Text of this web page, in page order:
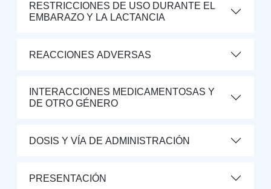
RESTRICCIONES DE USO DURANTE EL
EMBARAZO Y LA LACTANCIA
REACCIONES ADVERSAS
INTERACCIONES MEDICAMENTOSAS Y
DE OTRO GÉNERO
DOSIS Y VÍA DE ADMINISTRACIÓN
PRESENTACIÓN